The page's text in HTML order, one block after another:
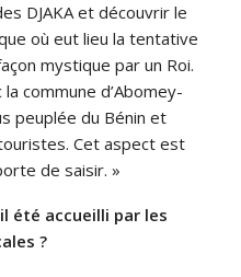
DJAKA et découvrir le
où eut lieu la tentative
mystique par un Roi.
commune d’Abomey-
peuplée du Bénin et
Cet aspect est
de saisir. »
été accueilli par les
?